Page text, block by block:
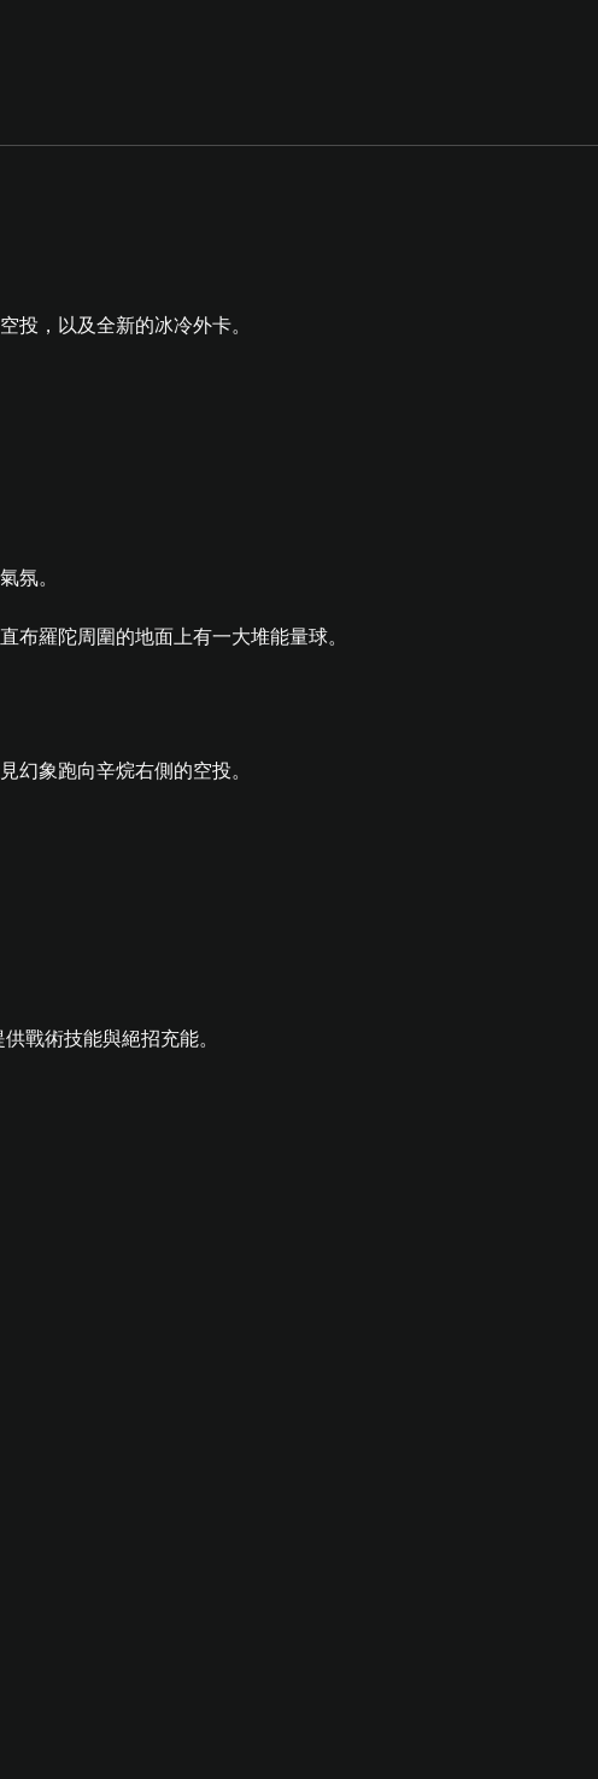
投，以及全新的冰冷外卡。
氛。
戰術技能與絕招充能。